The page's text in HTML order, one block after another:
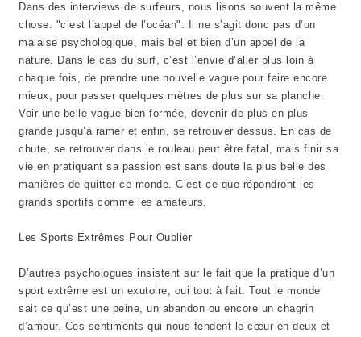
Dans des interviews de surfeurs, nous lisons souvent la même
chose: "c’est l’appel de l’océan". Il ne s’agit donc pas d’un
malaise psychologique, mais bel et bien d’un appel de la
nature. Dans le cas du surf, c’est l’envie d’aller plus loin à
chaque fois, de prendre une nouvelle vague pour faire encore
mieux, pour passer quelques mètres de plus sur sa planche.
Voir une belle vague bien formée, devenir de plus en plus
grande jusqu’à ramer et enfin, se retrouver dessus. En cas de
chute, se retrouver dans le rouleau peut être fatal, mais finir sa
vie en pratiquant sa passion est sans doute la plus belle des
manières de quitter ce monde. C’est ce que répondront les
grands sportifs comme les amateurs.
Les Sports Extrêmes Pour Oublier
D’autres psychologues insistent sur le fait que la pratique d’un
sport extrême est un exutoire, oui tout à fait. Tout le monde
sait ce qu’est une peine, un abandon ou encore un chagrin
d’amour. Ces sentiments qui nous fendent le cœur en deux et